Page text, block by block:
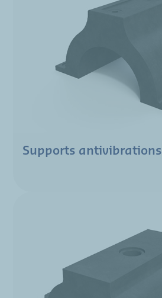
Supports antivibrations